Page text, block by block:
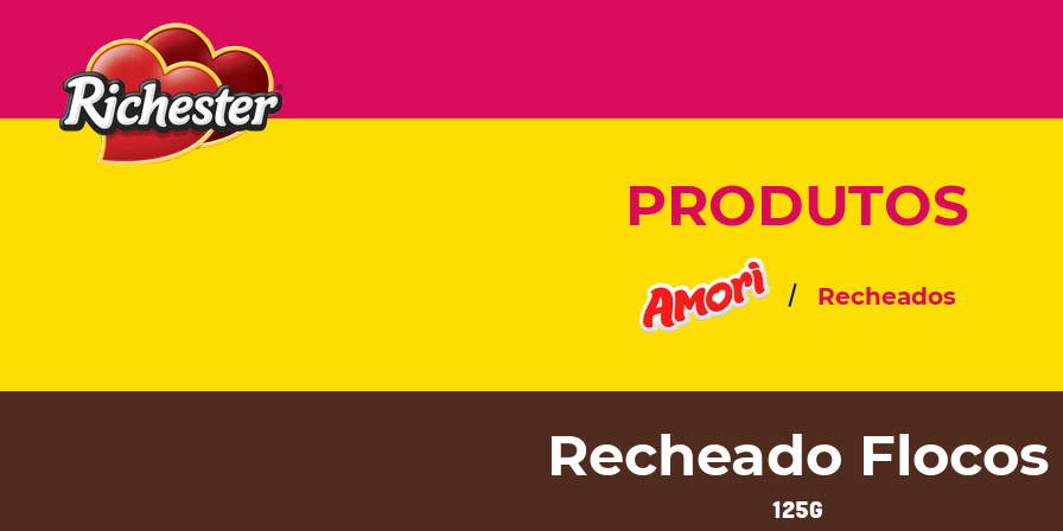
PRODUTOS
Recheados
Recheado Flocos
125g